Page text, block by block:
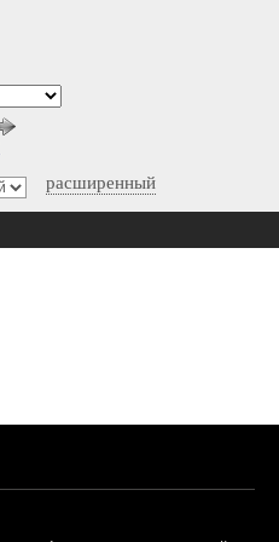
расширенный